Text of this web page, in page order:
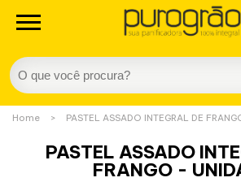
Home > PASTEL ASSADO INTEGRAL DE
PASTEL ASSADO
FRANGO -